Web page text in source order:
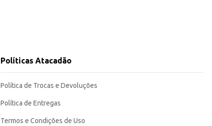
Políticas Atacadão
Política de Trocas e Devoluções
Política de Entregas
Termos e Condições de Uso